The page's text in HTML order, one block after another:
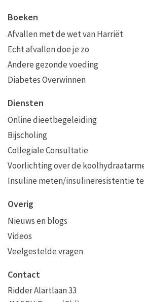
Boeken
Afvallen met de wet van Harriët
Echt afvallen doe je zo
Andere gezonde voeding
Diabetes Overwinnen
Diensten
Online dieetbegeleiding
Bijscholing
Collegiale Consultatie
Voorlichting over de
Insuline meten/insulineresistentie
Overig
Nieuws en blogs
Videos
Veelgestelde vragen
Contact
Ridder Alartlaan 33